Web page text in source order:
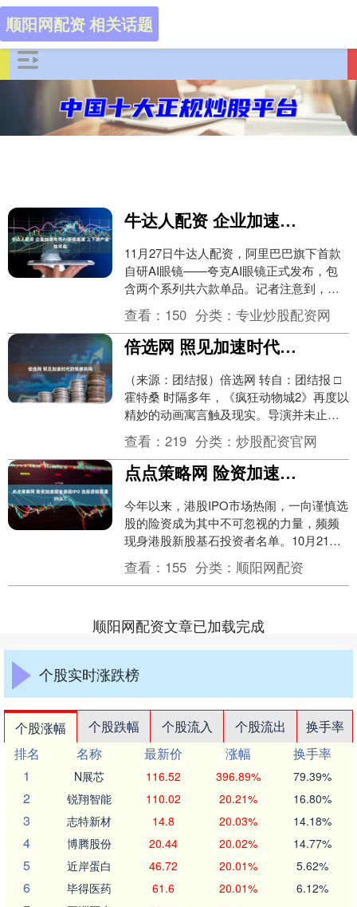
顺阳网配资 相关话题
牛达人配资 企业加速布局AI眼镜赛道 上下游产业链受益
11月27日牛达人配资，阿里巴巴旗下首款
自研AI眼镜——夸克AI眼镜正式发布，包
含两个系列共六款单品。记者注意到，当
前科技巨头、创业公司乃至传统眼镜品牌
纷纷加速....
查看： 150 分类： 专业炒股配资网
倍选网 照见加速时代的情感共鸣
（来源：团结报）倍选网 转自：团结报 □
霍特桑 时隔多年，《疯狂动物城2》再度以
精妙的动画寓言触及现实。导演并未止步
于前作“个体实现梦想”的励志框架，而是将
叙事....
查看： 219 分类： 炒股配资官网
点点策略网 险资加速掘金港股IPO 选股逻辑看重什么？
今年以来，港股IPO市场热闹，一向谨慎选
股的险资成为其中不可忽视的力量，频频
现身港股新股基石投资者名单。10月21
日，北京商报记者注意到，日前剑桥科技
港股IPO....
查看： 155 分类： 顺阳网配资
顺阳网配资文章已加载完成
个股实时涨跌榜
个股涨幅 个股跌幅 个股流入 个股流出
换手率
排名
名称 最新价 涨幅
换手率
1
N展芯 116.52 396.89% 79.39%
2 锐翔智能 110.02 20.21% 16.80%
3 志特新材 14.8 20.03% 14.18%
4 博腾股份 20.44 20.02% 14.77%
5 近岸蛋白 46.72 20.01% 5.62%
6 毕得医药 61.6 20.01% 6.12%